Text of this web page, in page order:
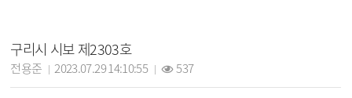
구리시 시보 제2303호
전용준 2023.07.29 14:10:55 537